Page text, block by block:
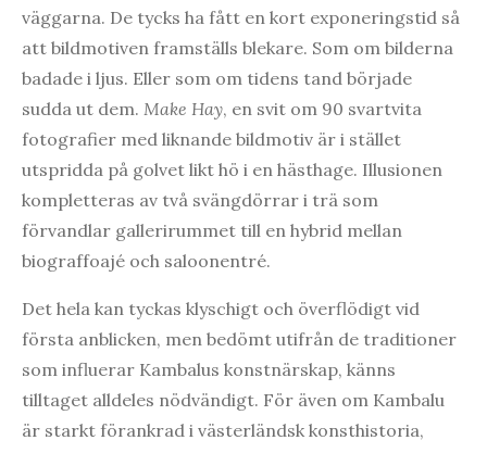
väggarna. De tycks ha fått en kort exponeringstid så
att bildmotiven framställs blekare. Som om bilderna
badade i ljus. Eller som om tidens tand började
sudda ut dem. Make Hay, en svit om 90 svartvita
fotografier med liknande bildmotiv är i stället
utspridda på golvet likt hö i en hästhage. Illusionen
kompletteras av två svängdörrar i trä som
förvandlar gallerirummet till en hybrid mellan
biograffoajé och saloonentré.
Det hela kan tyckas klyschigt och överflödigt vid
första anblicken, men bedömt utifrån de traditioner
som influerar Kambalus konstnärskap, känns
tilltaget alldeles nödvändigt. För även om Kambalu
är starkt förankrad i västerländsk konsthistoria,